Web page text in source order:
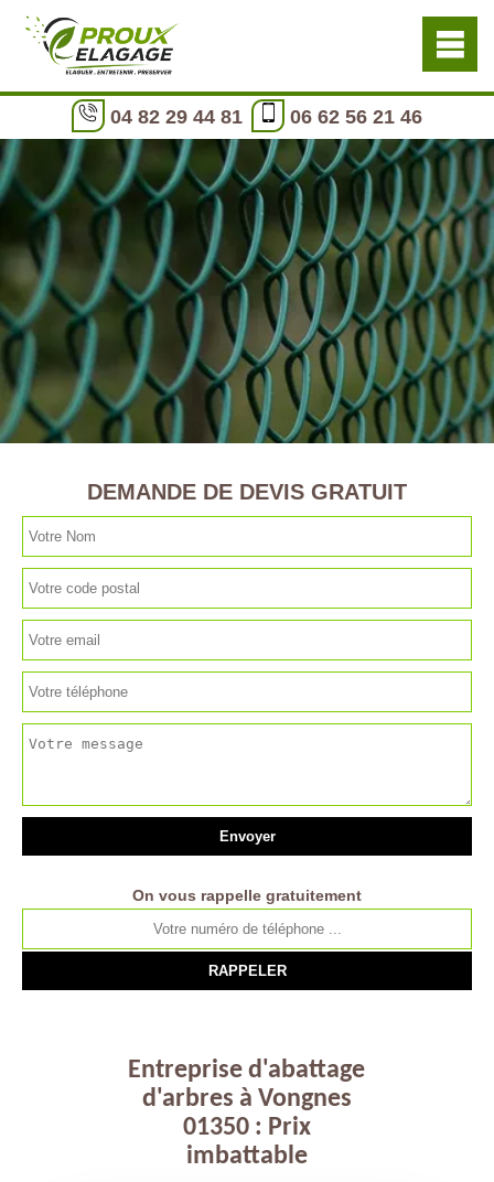
04 82 29 44 81 06 62 56 21 46
DEMANDE DE DEVIS GRATUIT
On vous rappelle gratuitement
Entreprise d'abattage
d'arbres à Vongnes
01350 : Prix
imbattable